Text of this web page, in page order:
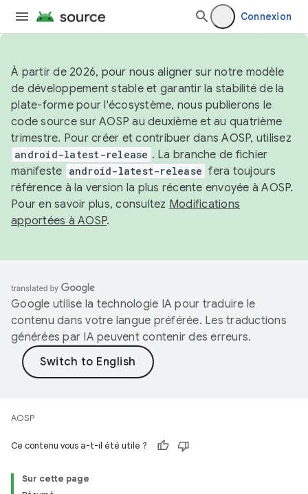
Connexion
À partir de 2026, pour nous aligner sur notre modèle
de développement stable et garantir la stabilité de la
plate-forme pour l'écosystème, nous publierons le
code source sur AOSP au deuxième et au quatrième
trimestre. Pour créer et contribuer dans AOSP, utilisez
android-latest-release . La branche de fichier
manifeste android-latest-release fera toujours
référence à la version la plus récente envoyée à AOSP.
Pour en savoir plus, consultez Modifications
apportées à AOSP.
Google utilise la technologie IA pour traduire le
contenu dans votre langue préférée. Les traductions
générées par IA peuvent contenir des erreurs.
AOSP
Ce contenu vous a-t-il été utile ?
Sur cette page